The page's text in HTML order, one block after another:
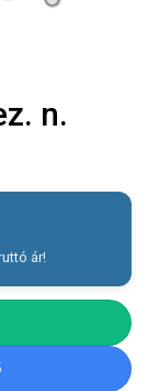
n.
ár!